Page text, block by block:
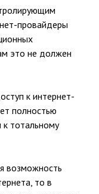
провайдеры
это не должен
к интернет-
полностью
тотальному
возможность
то в